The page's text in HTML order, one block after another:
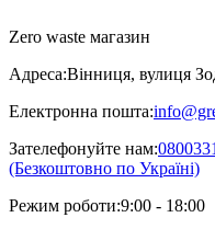
Zero waste магазин
Адреса:Вінниця, вулиця
Електронна пошта:
Зателефонуйте нам:
(Безкоштовно по Україні)
Режим роботи:9:00 - 18:00